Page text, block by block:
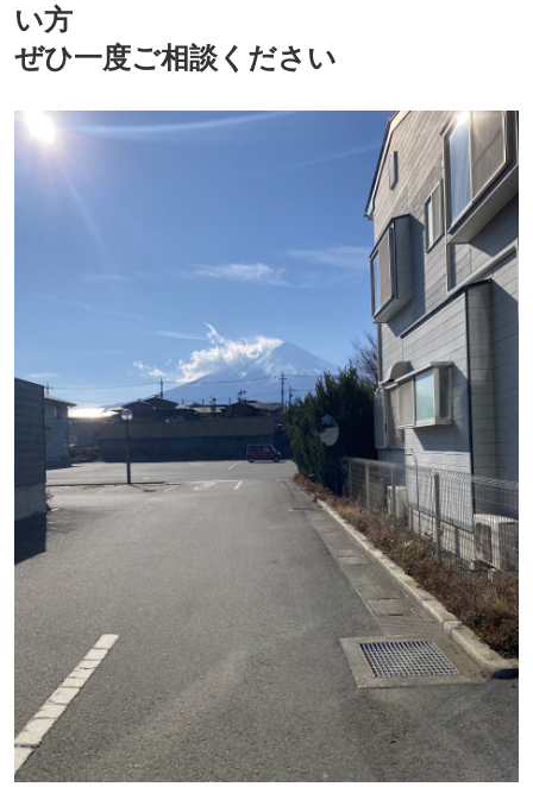
い方
ぜひ一度ご相談ください